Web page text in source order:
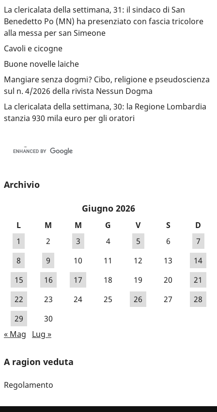
La clericalata della settimana, 31: il sindaco di San
Benedetto Po (MN) ha presenziato con fascia tricolore
alla messa per san Simeone
Cavoli e cicogne
Buone novelle laiche
Mangiare senza dogmi? Cibo, religione e pseudoscienza
sul n. 4/2026 della rivista Nessun Dogma
La clericalata della settimana, 30: la Regione Lombardia
stanzia 930 mila euro per gli oratori
Archivio
Giugno 2026
L M M G V S
D
1
2 3 4 5 6
7
8
9 10 11 12 13
14
15
16 17 18 19 20
21
22
23 24 25 26 27
28
29
30
« Mag
Lug »
A ragion veduta
Regolamento